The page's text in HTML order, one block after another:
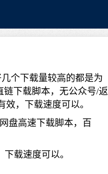
个下载量较高的都是为
链下载脚本，无公众号/返
，下载速度可以。
载速度可以。